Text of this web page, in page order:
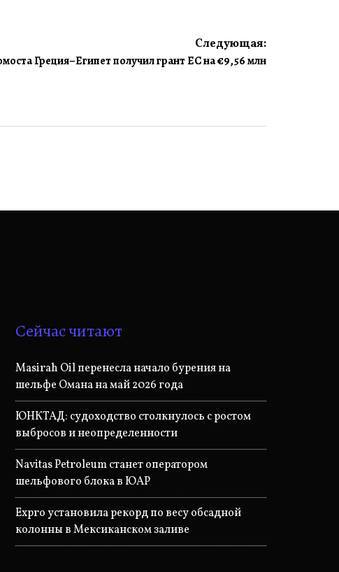
Следующая:
Греция–Египет получил грант ЕС на €9,56 млн
Сейчас читают
Masirah Oil перенесла начало бурения на
шельфе Омана на май 2026 года
ЮНКТАД: судоходство столкнулось с ростом
выбросов и неопределенности
Navitas Petroleum станет оператором
шельфового блока в ЮАР
Expro установила рекорд по весу обсадной
колонны в Мексиканском заливе